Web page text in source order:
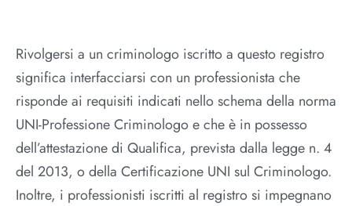
Rivolgersi a un criminologo iscritto a questo registro
significa interfacciarsi con un professionista che
risponde ai requisiti indicati nello schema della norma
UNI-Professione Criminologo e che è in possesso
dell’attestazione di Qualifica, prevista dalla legge n. 4
del 2013, o della Certificazione UNI sul Criminologo.
Inoltre, i professionisti iscritti al registro si impegnano